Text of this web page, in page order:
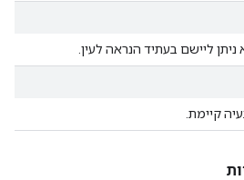
ליישם בעתיד הנראה לעין.
קיימת.